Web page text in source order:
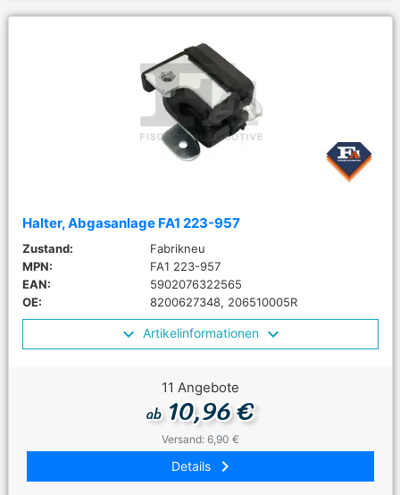
Halter, Abgasanlage FA1 223-957
Zustand:
Fabrikneu
MPN:
FA1 223-957
EAN:
5902076322565
OE:
8200627348, 206510005R
Artikelinformationen
11 Angebote
ab10,96 €
Versand: 6,90 €
Details keyboard_arrow_right